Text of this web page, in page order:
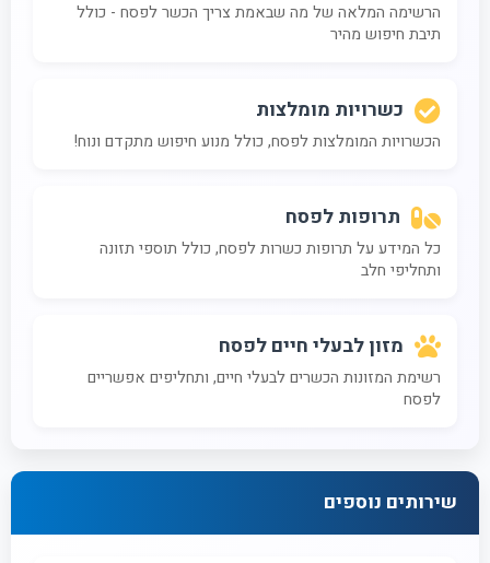
הרשימה המלאה של מה שבאמת צריך הכשר לפסח - כולל
תיבת חיפוש מהיר
כשרויות מומלצות
הכשרויות המומלצות לפסח, כולל מנוע חיפוש מתקדם ונוח!
תרופות לפסח
כל המידע על תרופות כשרות לפסח, כולל תוספי תזונה
ותחליפי חלב
מזון לבעלי חיים לפסח
רשימת המזונות הכשרים לבעלי חיים, ותחליפים אפשריים
לפסח
שירותים נוספים